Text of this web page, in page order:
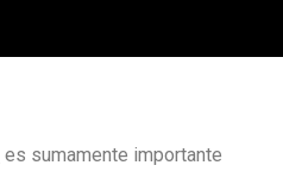
es sumamente importante